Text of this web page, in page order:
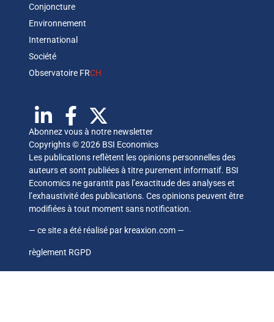
Conjoncture
Environnement
International
Société
Observatoire FRCH
Abonnez vous à notre newsletter
Copyrights © 2026 BSI Economics
Les publications reflètent les opinions personnelles des
auteurs et sont publiées à titre purement informatif. BSI
Economics ne garantit pas l’exactitude des analyses et
l’exhaustivité des publications. Ces opinions peuvent être
modifiées à tout moment sans notification.
— ce site a été réalisé par kreaxion.com —
règlement RGPD